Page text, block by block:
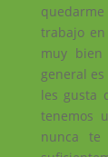
trabajo
muy
general
les gusta
tenemos
nunca te